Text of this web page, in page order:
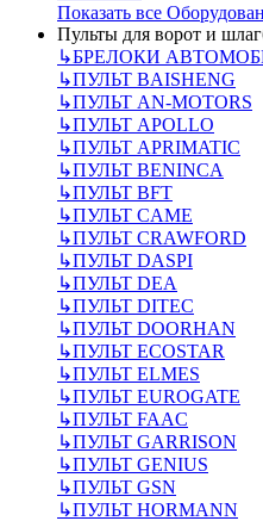
Показать все
Пульты для ворот и
↳БРЕЛОКИ
↳ПУЛЬТ BAISHENG
↳ПУЛЬТ AN-MOTORS
↳ПУЛЬТ APOLLO
↳ПУЛЬТ APRIMATIC
↳ПУЛЬТ BENINCA
↳ПУЛЬТ BFT
↳ПУЛЬТ CAME
↳ПУЛЬТ CRAWFORD
↳ПУЛЬТ DASPI
↳ПУЛЬТ DEA
↳ПУЛЬТ DITEC
↳ПУЛЬТ DOORHAN
↳ПУЛЬТ ECOSTAR
↳ПУЛЬТ ELMES
↳ПУЛЬТ EUROGATE
↳ПУЛЬТ FAAC
↳ПУЛЬТ GARRISON
↳ПУЛЬТ GENIUS
↳ПУЛЬТ GSN
↳ПУЛЬТ HORMANN